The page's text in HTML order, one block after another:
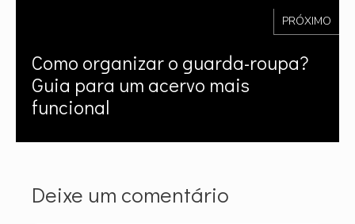
PRÓXIMO
Como organizar o guarda-roupa?
Guia para um acervo mais
funcional
Deixe um comentário